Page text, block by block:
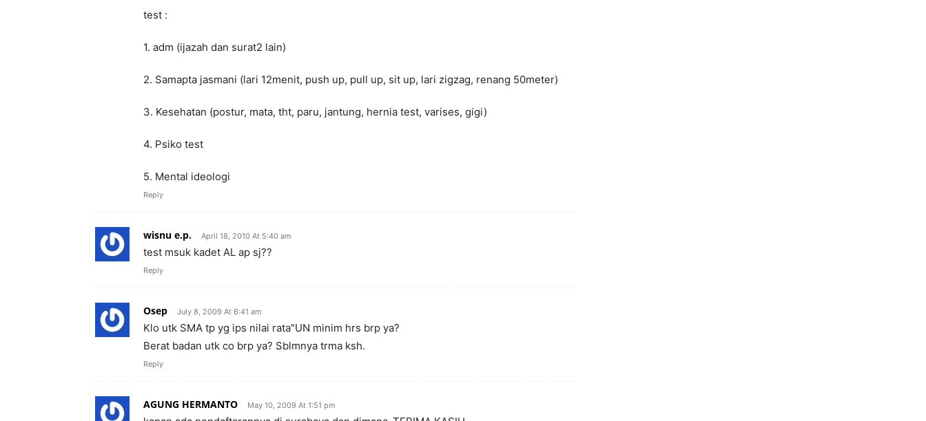
test :
1. adm (ijazah dan surat2 lain)
2. Samapta jasmani (lari 12menit, push up, pull up, sit up, lari zigzag, renang 50meter)
3. Kesehatan (postur, mata, tht, paru, jantung, hernia test, varises, gigi)
4. Psiko test
5. Mental ideologi
Reply
wisnu e.p. April 18, 2010 At 5:40 am
test msuk kadet AL ap sj??
Reply
Osep July 8, 2009 At 6:41 am
Klo utk SMA tp yg ips nilai rata"UN minim hrs brp ya?
Berat badan utk co brp ya? Sblmnya trma ksh.
Reply
AGUNG HERMANTO May 10, 2009 At 1:51 pm